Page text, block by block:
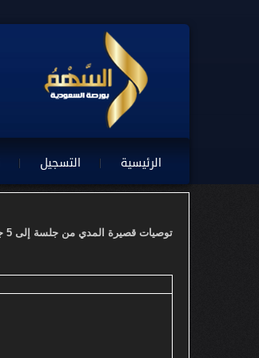
الرئيسية التسجيل
توصيات قصيرة المدي من جلسة إلى 5 جلسات